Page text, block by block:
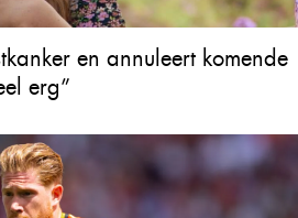
en annuleert komende
erg”